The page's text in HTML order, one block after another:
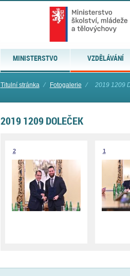
MINISTERSTVO VZDĚLÁVÁNÍ
Titulní stránka ⁄ Fotogalerie ⁄ 2019 1209
2019 1209 DOLEČEK
2 1